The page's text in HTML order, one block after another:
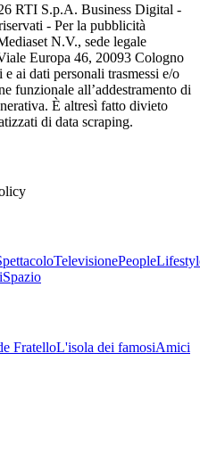
RTI S.p.A. Business Digital -
- Per la pubblicità
N.V., sede legale
Europa 46, 20093 Cologno
ai dati personali trasmessi e/o
funzionale all’addestramento di
È altresì fatto divieto
di data scraping.
TelevisionePeople
Spazio
FratelloL'isola dei famosiAmici